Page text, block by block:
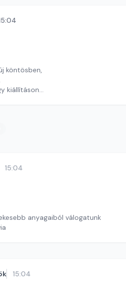
köntösben,
kiállításon
15:04
anyagaiból válogatunk
15:04